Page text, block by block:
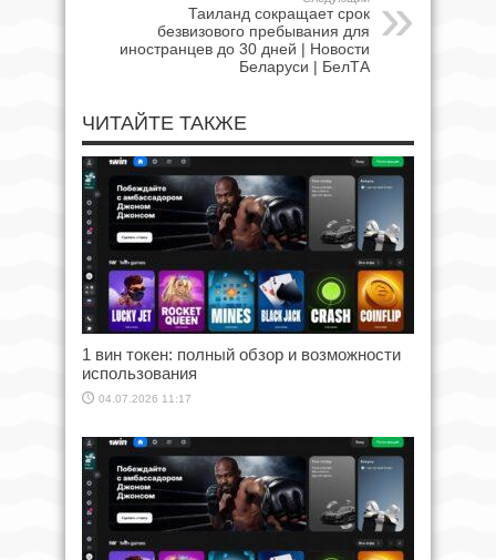
Таиланд сокращает срок
безвизового пребывания для
иностранцев до 30 дней | Новости
Беларуси | БелТА
ЧИТАЙТЕ ТАКЖЕ
1 вин токен: полный обзор и возможности
использования
04.07.2026 11:17